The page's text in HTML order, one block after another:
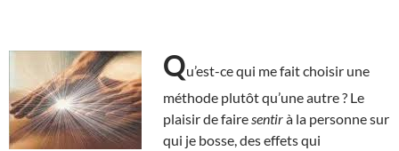
Qu’est-ce qui me fait choisir une
méthode plutôt qu’une autre ? Le
plaisir de faire sentirà la personne sur
qui je bosse, des effets qui